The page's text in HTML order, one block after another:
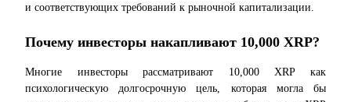
и соответствующих требований к рыночной капитализации.
Почему инвесторы накапливают 10,000 XRP?
Многие инвесторы рассматривают 10,000 XRP как
психологическую долгосрочную цель, которая могла бы